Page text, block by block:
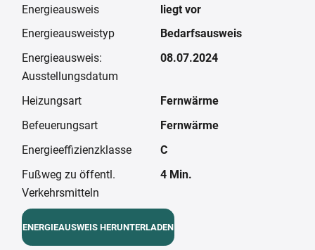
Energieausweis
liegt vor
Energieausweistyp
Bedarfsausweis
Energieausweis:
Ausstellungsdatum
08.07.2024
Heizungsart
Fernwärme
Befeuerungsart
Fernwärme
Energieeffizienzklasse
C
Fußweg zu öffentl.
Verkehrsmitteln
4 Min.
ENERGIEAUSWEIS HERUNTERLADEN